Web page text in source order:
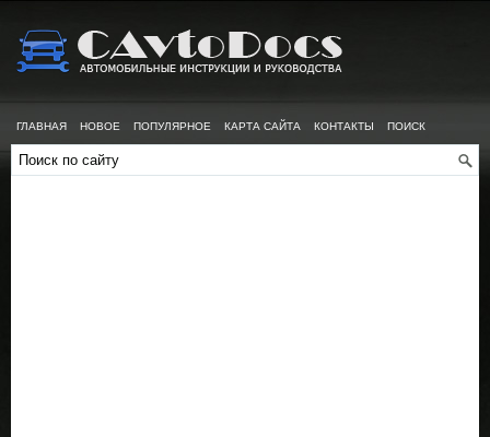
ГЛАВНАЯ НОВОЕ ПОПУЛЯРНОЕ КАРТА САЙТА КОНТАКТЫ ПОИСК